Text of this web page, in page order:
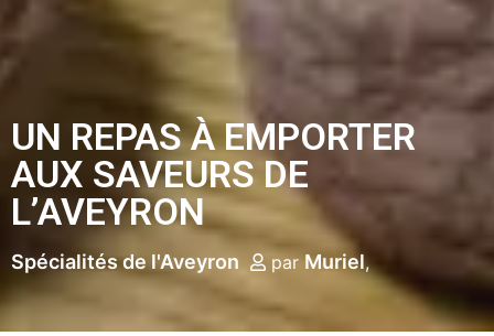
UN REPAS À EMPORTER
AUX SAVEURS DE
L’AVEYRON
Spécialités de l'Aveyron par Muriel